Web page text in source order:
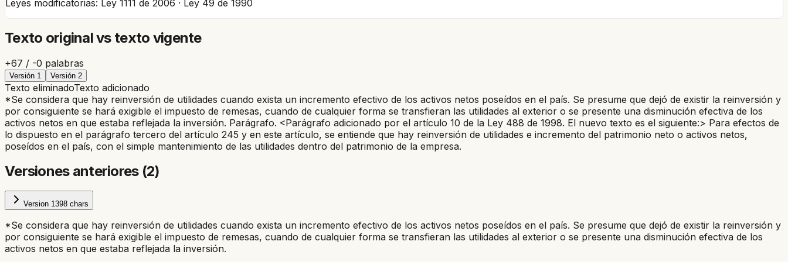
Leyes modificatorias: Ley 1111 de 2006 · Ley 49 de 1990
Texto original vs texto vigente
+67 / -0 palabras
Versión 1 Versión 2
Texto eliminadoTexto adicionado
*Se considera que hay reinversión de utilidades cuando exista un incremento efectivo de los activos netos poseídos en el país. Se presume que dejó de existir la reinversión y
por consiguiente se hará exigible el impuesto de remesas, cuando de cualquier forma se transfieran las utilidades al exterior o se presente una disminución efectiva de los
activos netos en que estaba reflejada la inversión. Parágrafo. <Parágrafo adicionado por el artículo 10 de la Ley 488 de 1998. El nuevo texto es el siguiente:> Para efectos de
lo dispuesto en el parágrafo tercero del artículo 245 y en este artículo, se entiende que hay reinversión de utilidades e incremento del patrimonio neto o activos netos,
poseídos en el país, con el simple mantenimiento de las utilidades dentro del patrimonio de la empresa.
Versiones anteriores (2)
Version 1398 chars
*Se considera que hay reinversión de utilidades cuando exista un incremento efectivo de los activos netos poseídos en el país. Se presume que dejó de existir la reinversión y
por consiguiente se hará exigible el impuesto de remesas, cuando de cualquier forma se transfieran las utilidades al exterior o se presente una disminución efectiva de los
activos netos en que estaba reflejada la inversión.